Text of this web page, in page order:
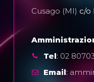
Cusago (MI) c/o
Tel: 02
Email: